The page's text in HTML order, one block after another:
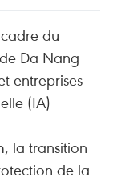
du
Da Nang
entreprises
(IA)
la transition
de la